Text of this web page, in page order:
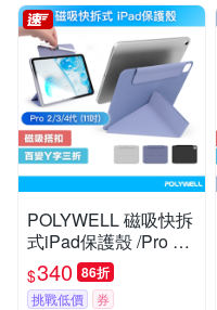
POLYWELL 磁吸快拆
式iPad保護殼 /Pro 2/
3/4代 11吋
$340 86折
挑戰低價 券